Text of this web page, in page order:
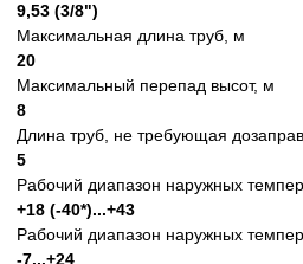
9,53 (3/8")
Максимальная длина труб, м
20
Максимальный перепад высот, м
8
Длина труб, не требующая
5
Рабочий диапазон наружных
+18 (-40*)...+43
Рабочий диапазон наружных
-7...+24